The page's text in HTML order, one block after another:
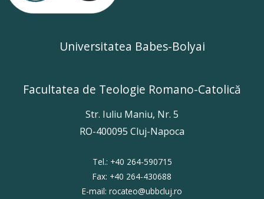
Universitatea Babes-Bolyai
Facultatea de Teologie Romano-Catolică
Str. Iuliu Maniu, Nr. 5
RO-400095 Cluj-Napoca
Tel.: +40 264-590715
Fax: +40 264-430688
E-mail: rocateo@ubbcluj.ro